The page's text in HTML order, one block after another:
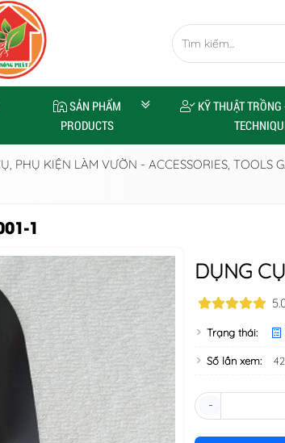
SẢN PHẨM
PRODUCTS
KỸ THUẬT TRỒNG
PHỤ KIỆN LÀM VƯỜN - ACCESSORIES, TOOLS
1
DỤNG
Trạng thái:
Số lần xem:
-